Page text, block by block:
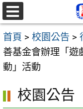
跳
至
主
要
內
選
單
首頁 > 校園公告 >
善基金會辦理「遊
動」活動
校園公告